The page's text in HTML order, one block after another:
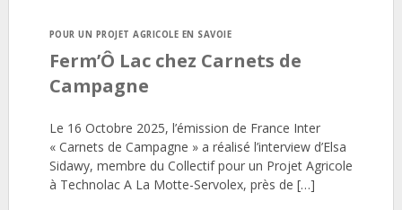
POUR UN PROJET AGRICOLE EN SAVOIE
Ferm’Ô Lac chez Carnets de
Campagne
Le 16 Octobre 2025, l’émission de France Inter
« Carnets de Campagne » a réalisé l’interview d’Elsa
Sidawy, membre du Collectif pour un Projet Agricole
à Technolac A La Motte-Servolex, près de […]